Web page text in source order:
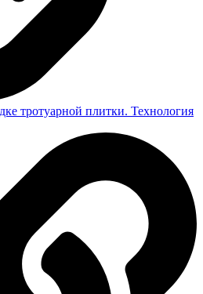
тротуарной плитки. Технология